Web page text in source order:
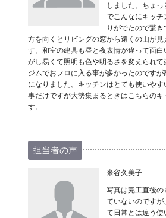
しました。ちょ
でこんなにキッチ
りがでたので驚
方を向くとリビングの窓から遠くの山が
す。和室の建具も昼と夜表情が違って面
がし易くて照明も色や明るさを変えられ
ジムでおフロに入る事が多かったのです
になりました。キッチンはとても使いや
事だけですが大勢集まるときはこちらの
す。
担当者の声
米谷久美子
写真は完工直後の
ていないのですが
て日常とは違う使